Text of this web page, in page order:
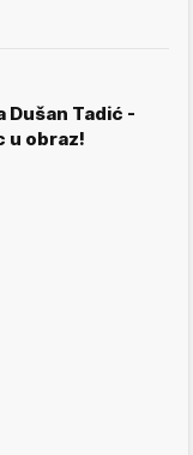
Dušan Tadić -
u obraz!